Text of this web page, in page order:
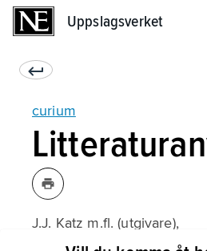
Uppslagsverket
curium
J.J. Katz m.fl. (utgivare),
The Chemistry of the